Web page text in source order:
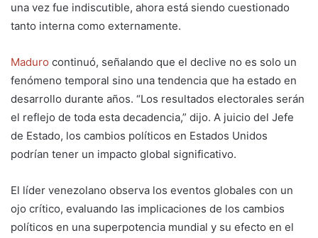
una vez fue indiscutible, ahora está siendo cuestionado
tanto interna como externamente.
Maduro continuó, señalando que el declive no es solo un
fenómeno temporal sino una tendencia que ha estado en
desarrollo durante años. “Los resultados electorales serán
el reflejo de toda esta decadencia,” dijo. A juicio del Jefe
de Estado, los cambios políticos en Estados Unidos
podrían tener un impacto global significativo.
El líder venezolano observa los eventos globales con un
ojo crítico, evaluando las implicaciones de los cambios
políticos en una superpotencia mundial y su efecto en el